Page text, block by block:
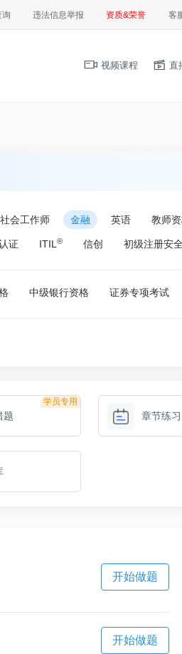
询 违法信息举报 资质&荣誉 客
视频课程 直
社会工作师 金融 英语 教师
证 ITIL ® 信创 初级注册安
中级银行资格 证券专项考试
学员专用
题 章节练习
开始做题
开始做题